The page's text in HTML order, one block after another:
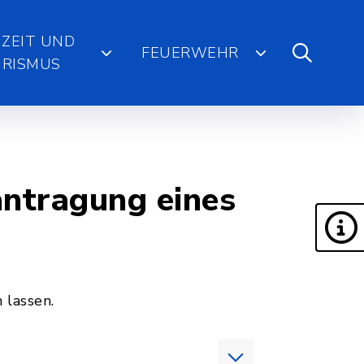
UND
FEUERWEHR
eines